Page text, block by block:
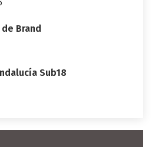
Brand
Sub18